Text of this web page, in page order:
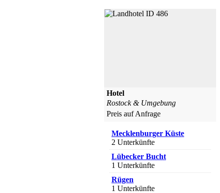
Hotel
Rostock & Umgebung
Preis auf Anfrage
Mecklenburger Küste
2 Unterkünfte
Lübecker Bucht
1 Unterkünfte
Rügen
1 Unterkünfte